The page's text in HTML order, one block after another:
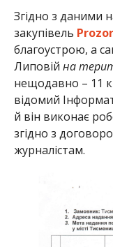
Згідно з даними
закупівель
благоустрою, а
Липовій на
нещодавно – 11
відомий
й він виконає
згідно з
журналістам.